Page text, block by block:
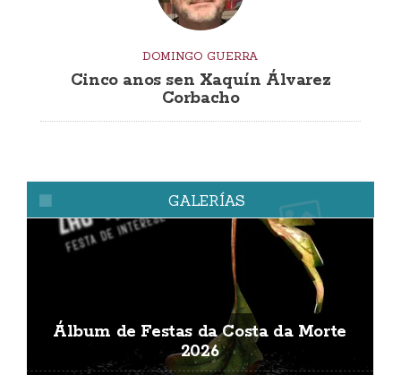
DOMINGO GUERRA
Cinco anos sen Xaquín Álvarez
Corbacho
GALERÍAS
Álbum de Festas da Costa da Morte
2026